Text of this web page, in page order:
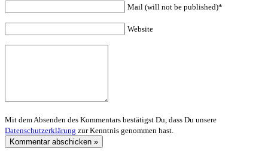
Mail (will not be published)*
Website
Mit dem Absenden des Kommentars bestätigst Du, dass Du unsere
Datenschutzerklärung zur Kenntnis genommen hast.